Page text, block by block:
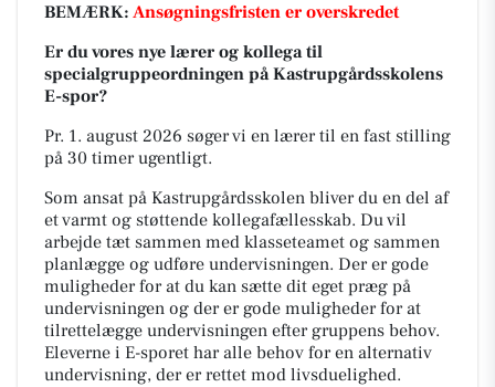
BEMÆRK: Ansøgningsfristen er overskredet
Er du vores nye lærer og kollega til
specialgruppeordningen på Kastrupgårdsskolens
E-spor?
Pr. 1. august 2026 søger vi en lærer til en fast stilling
på 30 timer ugentligt.
Som ansat på Kastrupgårdsskolen bliver du en del af
et varmt og støttende kollegafællesskab. Du vil
arbejde tæt sammen med klasseteamet og sammen
planlægge og udføre undervisningen. Der er gode
muligheder for at du kan sætte dit eget præg på
undervisningen og der er gode muligheder for at
tilrettelægge undervisningen efter gruppens behov.
Eleverne i E-sporet har alle behov for en alternativ
undervisning, der er rettet mod livsduelighed.